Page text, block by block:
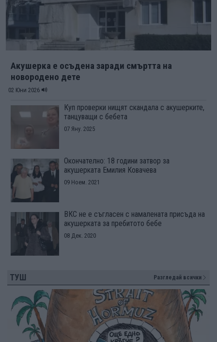
Акушерка е осъдена заради смъртта на
новородено дете
02 Юни 2026
Куп проверки нищят скандала с акушерките,
танцуващи с бебета
07 Яну. 2025
Окончателно: 18 години затвор за
акушерката Емилия Ковачева
09 Ноем. 2021
ВКС не е съгласен с намалената присъда на
акушерката за пребитото бебе
08 Дек. 2020
ТУШ Разгледай всички